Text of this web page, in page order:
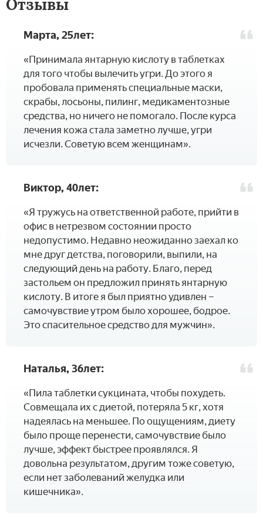
Отзывы
Марта, 25лет:
«Принимала янтарную кислоту в таблетках
для того чтобы вылечить угри. До этого я
пробовала применять специальные маски,
скрабы, лосьоны, пилинг, медикаментозные
средства, но ничего не помогало. После курса
лечения кожа стала заметно лучше, угри
исчезли. Советую всем женщинам».
Виктор, 40лет:
«Я тружусь на ответственной работе, прийти в
офис в нетрезвом состоянии просто
недопустимо. Недавно неожиданно заехал ко
мне друг детства, поговорили, выпили, на
следующий день на работу. Благо, перед
застольем он предложил принять янтарную
кислоту. В итоге я был приятно удивлен –
самочувствие утром было хорошее, бодрое.
Это спасительное средство для мужчин».
Наталья, 36лет:
«Пила таблетки сукцината, чтобы похудеть.
Совмещала их с диетой, потеряла 5 кг, хотя
надеялась на меньшее. По ощущениям, диету
было проще перенести, самочувствие было
лучше, эффект быстрее проявлялся. Я
довольна результатом, другим тоже советую,
если нет заболеваний желудка или
кишечника».